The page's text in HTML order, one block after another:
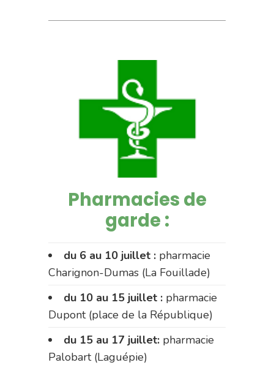
Pharmacies de
garde :
du 6 au 10 juillet : pharmacie
Charignon-Dumas (La Fouillade)
du 10 au 15 juillet : pharmacie
Dupont (place de la République)
du 15 au 17 juillet: pharmacie
Palobart (Laguépie)